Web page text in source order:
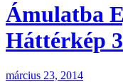
Ámulatba
Háttérkép
március 23, 2014